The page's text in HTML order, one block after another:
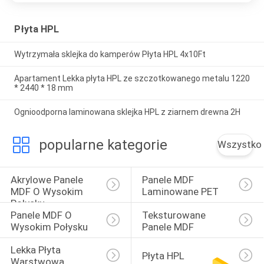
Płyta HPL
Wytrzymała sklejka do kamperów Płyta HPL 4x10Ft
Apartament Lekka płyta HPL ze szczotkowanego metalu 1220
* 2440 * 18 mm
Ognioodporna laminowana sklejka HPL z ziarnem drewna 2H
popularne kategorie Wszystko
Akrylowe Panele
MDF O Wysokim
Połysku
Panele MDF
Laminowane PET
Panele MDF O
Wysokim Połysku
Teksturowane
Panele MDF
Lekka Płyta
Płyta HPL